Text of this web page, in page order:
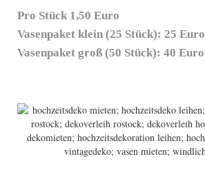
Pro Stück 1,50 Euro
Vasenpaket klein (25 Stück): 25 Euro
Vasenpaket groß (50 Stück): 40 Euro